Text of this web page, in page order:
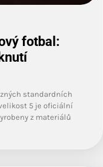
fotbal:
standardních
5 je oficiální
z materiálů